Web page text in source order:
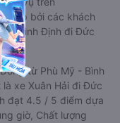
tiếp bởi các khách
- Bình Định đi Đức
từ Phù Mỹ - Bình
xe Xuân Hải đi Đức
đạt 4.5 / 5 điểm dựa
giờ, Chất lượng